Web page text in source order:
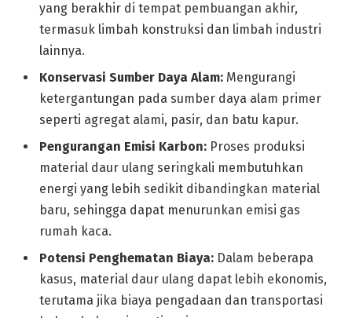
yang berakhir di tempat pembuangan akhir,
termasuk limbah konstruksi dan limbah industri
lainnya.
Konservasi Sumber Daya Alam: Mengurangi
ketergantungan pada sumber daya alam primer
seperti agregat alami, pasir, dan batu kapur.
Pengurangan Emisi Karbon: Proses produksi
material daur ulang seringkali membutuhkan
energi yang lebih sedikit dibandingkan material
baru, sehingga dapat menurunkan emisi gas
rumah kaca.
Potensi Penghematan Biaya: Dalam beberapa
kasus, material daur ulang dapat lebih ekonomis,
terutama jika biaya pengadaan dan transportasi